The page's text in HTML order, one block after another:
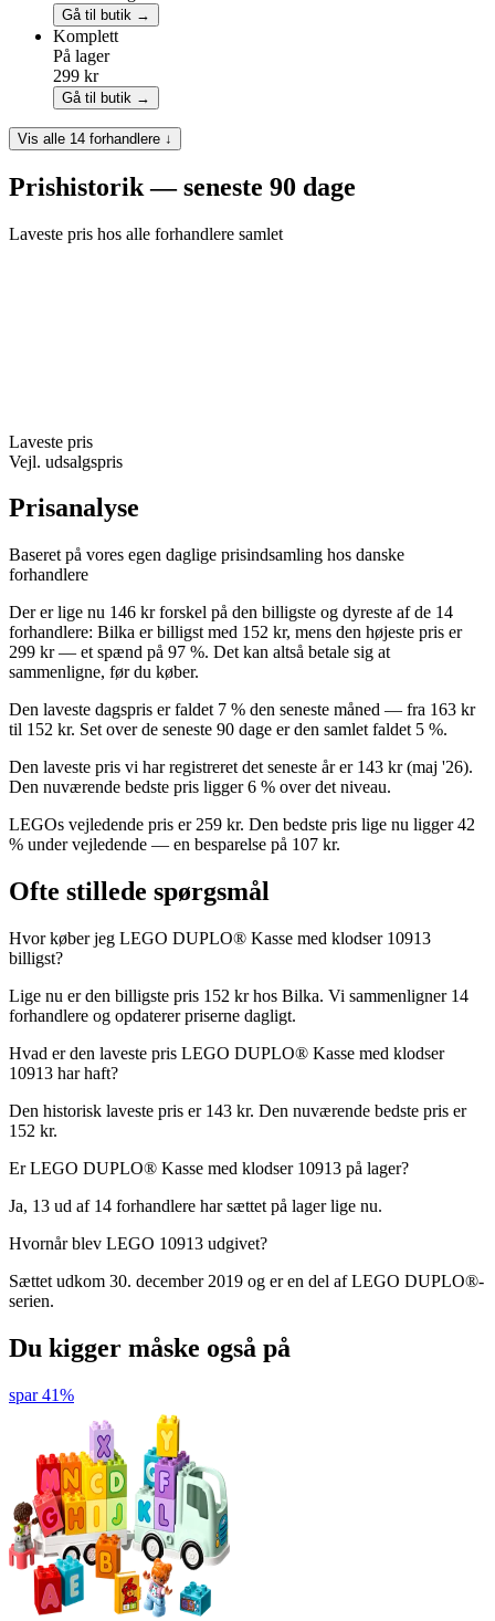
Gå til butik →
Komplett
På lager
299 kr
Gå til butik →
Vis alle 14 forhandlere ↓
Prishistorik — seneste 90 dage
Laveste pris hos alle forhandlere samlet
Laveste pris
Vejl. udsalgspris
Prisanalyse
Baseret på vores egen daglige prisindsamling hos danske
forhandlere
Der er lige nu 146 kr forskel på den billigste og dyreste af de 14
forhandlere: Bilka er billigst med 152 kr, mens den højeste pris er
299 kr — et spænd på 97 %. Det kan altså betale sig at
sammenligne, før du køber.
Den laveste dagspris er faldet 7 % den seneste måned — fra 163 kr
til 152 kr. Set over de seneste 90 dage er den samlet faldet 5 %.
Den laveste pris vi har registreret det seneste år er 143 kr (maj '26).
Den nuværende bedste pris ligger 6 % over det niveau.
LEGOs vejledende pris er 259 kr. Den bedste pris lige nu ligger 42
% under vejledende — en besparelse på 107 kr.
Ofte stillede spørgsmål
Hvor køber jeg LEGO DUPLO® Kasse med klodser 10913
billigst?
Lige nu er den billigste pris 152 kr hos Bilka. Vi sammenligner 14
forhandlere og opdaterer priserne dagligt.
Hvad er den laveste pris LEGO DUPLO® Kasse med klodser
10913 har haft?
Den historisk laveste pris er 143 kr. Den nuværende bedste pris er
152 kr.
Er LEGO DUPLO® Kasse med klodser 10913 på lager?
Ja, 13 ud af 14 forhandlere har sættet på lager lige nu.
Hvornår blev LEGO 10913 udgivet?
Sættet udkom 30. december 2019 og er en del af LEGO DUPLO®-
serien.
Du kigger måske også på
spar 41%